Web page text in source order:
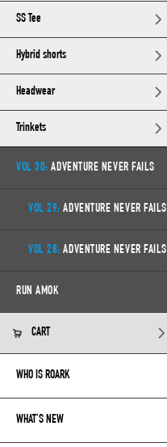
SS Tee
Hybrid shorts
Headwear
Trinkets
VOL 30: ADVENTURE NEVER FAILS
VOL 29: ADVENTURE NEVER FAILS
VOL 28: ADVENTURE NEVER FAILS
RUN AMOK
CART
WHO IS ROARK
WHAT’S NEW